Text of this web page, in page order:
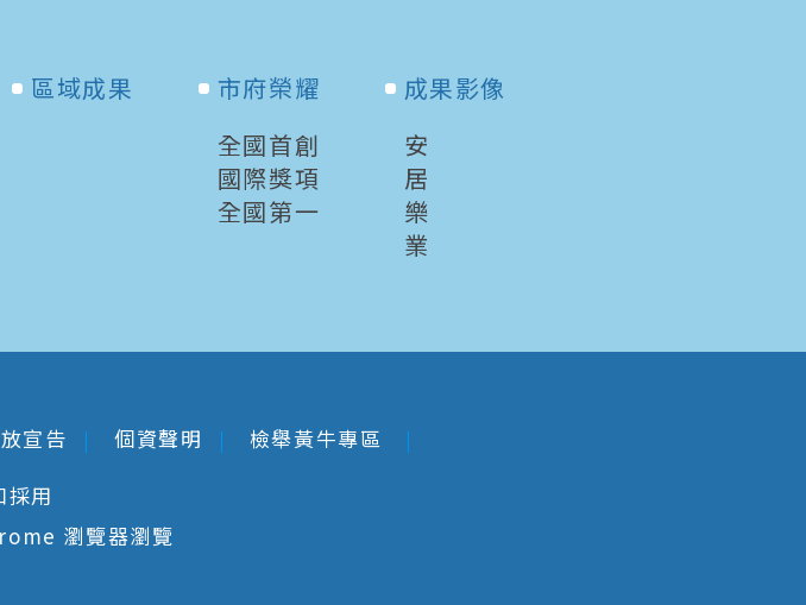
區域成果
市府榮耀
全國首創
國際獎項
全國第一
成果影像
安
居
樂
業
宣告 個資聲明
檢舉黃牛專區
採用
瀏覽器瀏覽